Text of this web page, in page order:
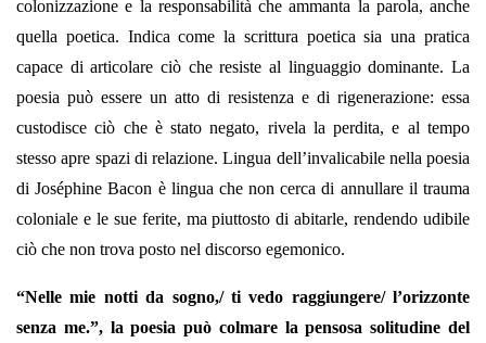
colonizzazione e la responsabilità che ammanta la parola, anche
quella poetica. Indica come la scrittura poetica sia una pratica
capace di articolare ciò che resiste al linguaggio dominante. La
poesia può essere un atto di resistenza e di rigenerazione: essa
custodisce ciò che è stato negato, rivela la perdita, e al tempo
stesso apre spazi di relazione. Lingua dell’invalicabile nella poesia
di Joséphine Bacon è lingua che non cerca di annullare il trauma
coloniale e le sue ferite, ma piuttosto di abitarle, rendendo udibile
ciò che non trova posto nel discorso egemonico.
“Nelle mie notti da sogno,/ ti vedo raggiungere/ l’orizzonte
senza me.”, la poesia può colmare la pensosa solitudine del